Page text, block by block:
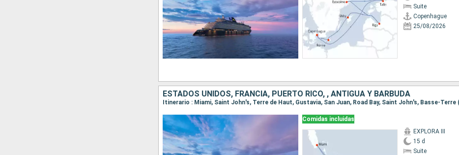
Suite
Copenhague
25/08/2026
ESTADOS UNIDOS, FRANCIA, PUERTO RICO, , ANTIGUA Y BARBUDA
Comidas incluidas
EXPLORA III
15 d
Suite